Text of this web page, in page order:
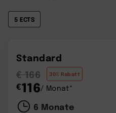
5 ECTS
Standard
€ 166
30% Rabatt
€116/ Monat*
6 Monate